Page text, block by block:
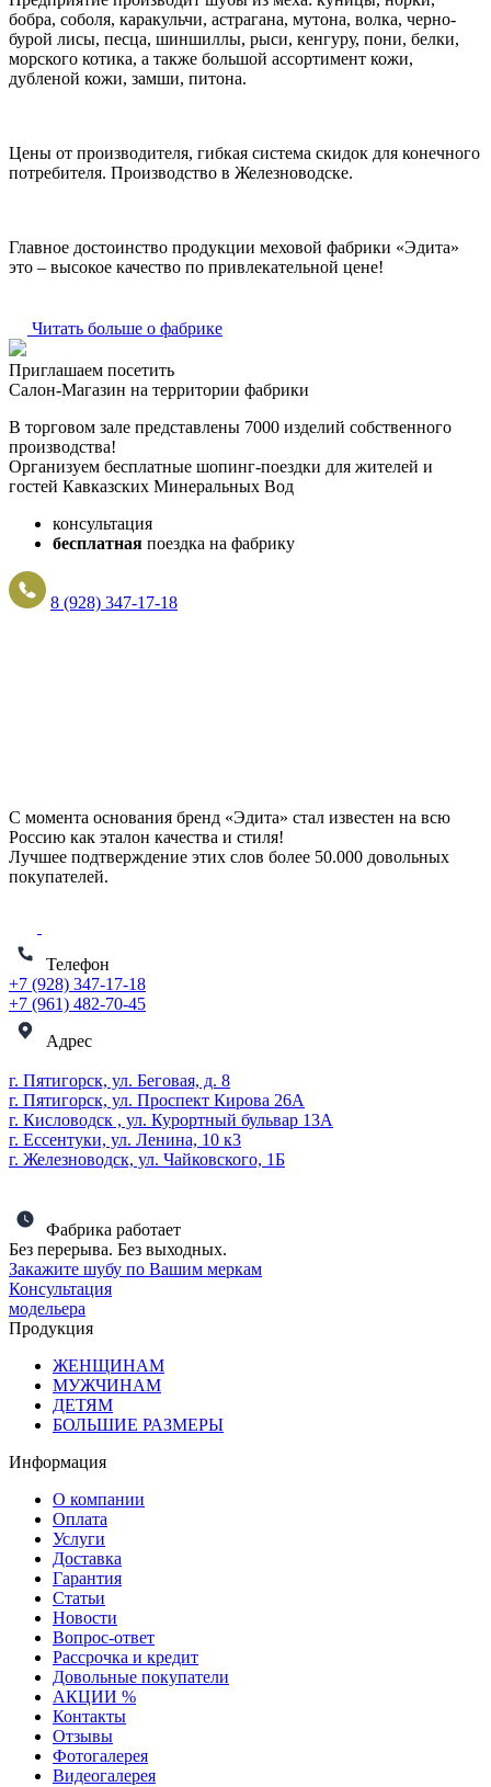
бобра, соболя, каракульчи, астрагана, мутона, волка, черно-
бурой лисы, песца, шиншиллы, рыси, кенгуру, пони, белки,
морского котика, а также большой ассортимент кожи,
дубленой кожи, замши, питона.
Цены от производителя, гибкая система скидок для конечного
потребителя. Производство в Железноводске.
Главное достоинство продукции меховой фабрики «Эдита»
это – высокое качество по привлекательной цене!
Читать больше о фабрике
Приглашаем посетить
Салон-Магазин на территории фабрики
В торговом зале представлены 7000 изделий собственного
производства!
Организуем бесплатные шопинг-поездки для жителей и
гостей Кавказских Минеральных Вод
консультация
бесплатная поездка на фабрику
8 (928) 347-17-18
С момента основания бренд «Эдита» стал известен на всю
Россию как эталон качества и стиля!
Лучшее подтверждение этих слов более 50.000 довольных
покупателей.
Телефон
+7 (928) 347-17-18
+7 (961) 482-70-45
Адрес
г. Пятигорск, ул. Беговая, д. 8
г. Пятигорск, ул. Проспект Кирова 26А
г. Кисловодск , ул. Курортный бульвар 13А
г. Ессентуки, ул. Ленина, 10 к3
г. Железноводск, ул. Чайковского, 1Б
Фабрика работает
Без перерыва. Без выходных.
Закажите шубу по Вашим меркам
Консультация
модельера
Продукция
ЖЕНЩИНАМ
МУЖЧИНАМ
ДЕТЯМ
БОЛЬШИЕ РАЗМЕРЫ
Информация
О компании
Оплата
Услуги
Доставка
Гарантия
Статьи
Новости
Вопрос-ответ
Рассрочка и кредит
Довольные покупатели
АКЦИИ %
Контакты
Отзывы
Фотогалерея
Видеогалерея